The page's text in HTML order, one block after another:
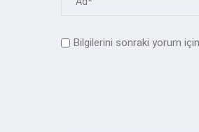
Bilgilerini sonraki yorum